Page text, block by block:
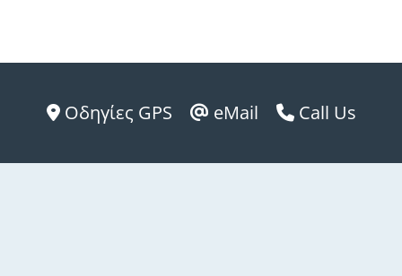
Οδηγίες GPS eMail Call Us